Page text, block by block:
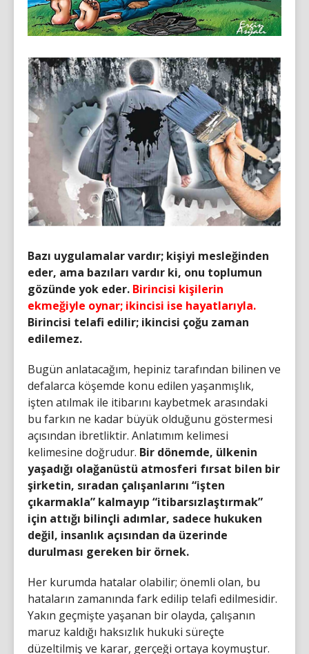
Bazı uygulamalar vardır; kişiyi mesleğinden
eder, ama bazıları vardır ki, onu toplumun
gözünde yok eder. Birincisi kişilerin
ekmeğiyle oynar; ikincisi ise hayatlarıyla.
Birincisi telafi edilir; ikincisi çoğu zaman
edilemez.
Bugün anlatacağım, hepiniz tarafından bilinen ve
defalarca köşemde konu edilen yaşanmışlık,
işten atılmak ile itibarını kaybetmek arasındaki
bu farkın ne kadar büyük olduğunu göstermesi
açısından ibretliktir. Anlatımım kelimesi
kelimesine doğrudur. Bir dönemde, ülkenin
yaşadığı olağanüstü atmosferi fırsat bilen bir
şirketin, sıradan çalışanlarını “işten
çıkarmakla” kalmayıp “itibarsızlaştırmak”
için attığı bilinçli adımlar, sadece hukuken
değil, insanlık açısından da üzerinde
durulması gereken bir örnek.
Her kurumda hatalar olabilir; önemli olan, bu
hataların zamanında fark edilip telafi edilmesidir.
Yakın geçmişte yaşanan bir olayda, çalışanın
maruz kaldığı haksızlık hukuki süreçte
düzeltilmiş ve karar, gerçeği ortaya koymuştur.